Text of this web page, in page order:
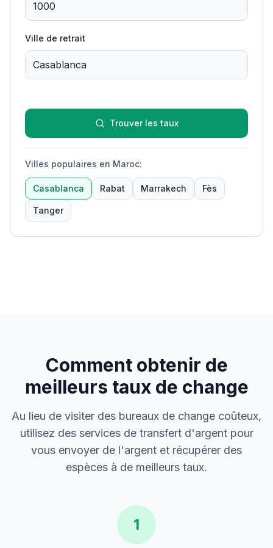
Ville de retrait
Trouver les taux
Villes populaires en Maroc:
Casablanca Rabat Marrakech Fès
Tanger
Comment obtenir de
meilleurs taux de change
Au lieu de visiter des bureaux de change coûteux,
utilisez des services de transfert d'argent pour
vous envoyer de l'argent et récupérer des
espèces à de meilleurs taux.
1